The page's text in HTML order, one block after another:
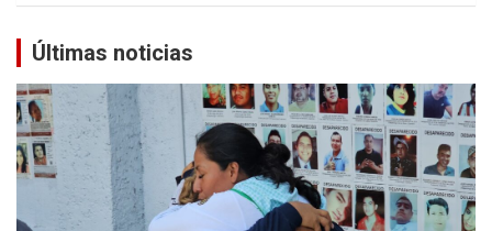
Últimas noticias